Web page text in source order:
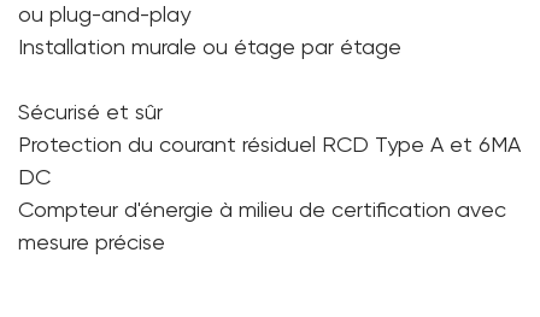
ou plug-and-play
Installation murale ou étage par étage
Sécurisé et sûr
Protection du courant résiduel RCD Type A et 6MA
DC
Compteur d'énergie à milieu de certification avec
mesure précise